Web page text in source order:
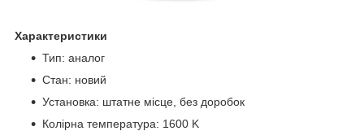
Характеристики
Тип: аналог
Стан: новий
Установка: штатне місце, без доробок
Колірна температура: 1600 K